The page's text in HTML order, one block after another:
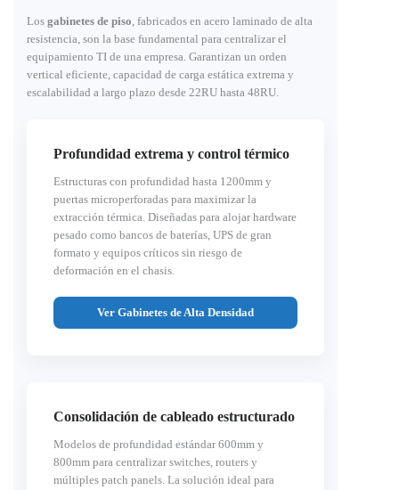
Los gabinetes de piso, fabricados en acero laminado de alta
resistencia, son la base fundamental para centralizar el
equipamiento TI de una empresa. Garantizan un orden
vertical eficiente, capacidad de carga estática extrema y
escalabilidad a largo plazo desde 22RU hasta 48RU.
Profundidad extrema y control térmico
Estructuras con profundidad hasta 1200mm y
puertas microperforadas para maximizar la
extracción térmica. Diseñadas para alojar hardware
pesado como bancos de baterías, UPS de gran
formato y equipos críticos sin riesgo de
deformación en el chasis.
Ver Gabinetes de Alta Densidad
Consolidación de cableado estructurado
Modelos de profundidad estándar 600mm y
800mm para centralizar switches, routers y
múltiples patch panels. La solución ideal para